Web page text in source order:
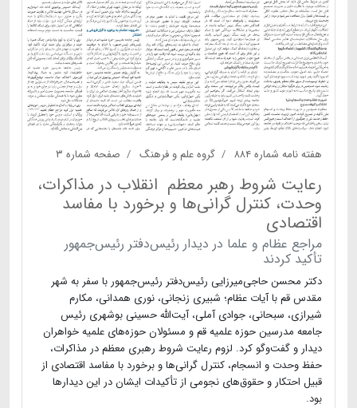
هفته نامه شماره ۸۸۴ گروه علم و فرهنگ صفحه شماره ۳
رعایت شروط رهبر معظم انقلاب در مذاکرات،
وحدت، کنترل گرانی‌ها و برخورد با مفاسد
اقتصادی
مراجع عظام و علما در دیدار رئیس‌دفتر رئیس‌جمهور
تأکید کردند
دکتر محسن حاجی‌میرزایی رئیس‌دفتر رئیس‌جمهور با سفر به شهر
مقدس قم با آیات عظام؛ شبیری زنجانی، نوری همدانی، مکارم
شیرازی، سبحانی، جوادی آملی، آیت‌الله حسینی بوشهری رئیس
جامعه مدرسین حوزه علمیه قم و مسئولان حوزه‌های علمیه خواهران
دیدار و گفت‌وگو کرد. لزوم رعایت شروط رهبری معظم در مذاکرات،
حفظ وحدت و انسجام، کنترل گرانی‌ها و برخورد با مفاسد اقتصادی از
قبیل احتکار و حقوق‌های نجومی از تأکیدات ایشان در این دیدارها
بود.